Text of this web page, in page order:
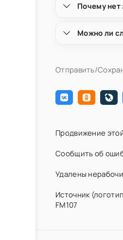
Почему нет
Можно ли
Отправить/
Продвижение
Сообщить об
Удалены
Источник
FM107